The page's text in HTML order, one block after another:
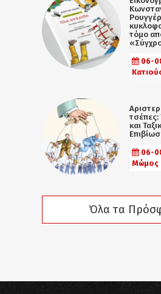
τόμο
06-
τσέπες:
και
06-
Μώμος
Όλα τα